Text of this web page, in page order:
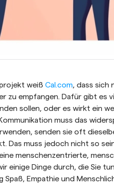
weiß Cal.com, dass sich
zu empfangen. Dafür gibt es
sollen, oder es wirkt ein
muss das
senden sie oft
Das muss jedoch nicht so
menschenzentrierte,
einige Dinge durch, die Sie
Spaß, Empathie und